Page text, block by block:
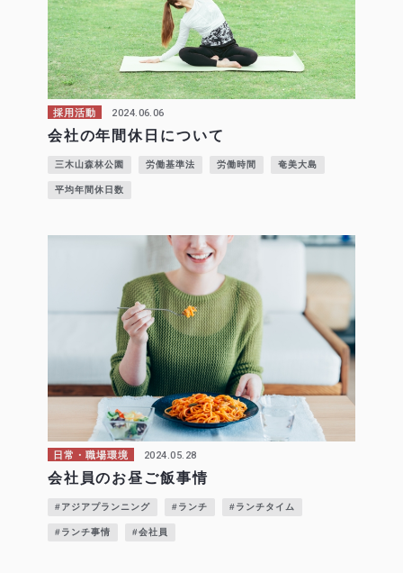
採用活動 2024.06.06
会社の年間休日について
三木山森林公園 労働基準法 労働時間 奄美大島
平均年間休日数
日常・職場環境 2024.05.28
会社員のお昼ご飯事情
#アジアプランニング #ランチ #ランチタイム
#ランチ事情 #会社員